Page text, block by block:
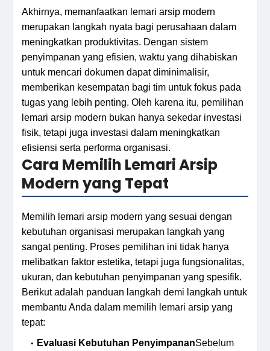
Akhirnya, memanfaatkan lemari arsip modern
merupakan langkah nyata bagi perusahaan dalam
meningkatkan produktivitas. Dengan sistem
penyimpanan yang efisien, waktu yang dihabiskan
untuk mencari dokumen dapat diminimalisir,
memberikan kesempatan bagi tim untuk fokus pada
tugas yang lebih penting. Oleh karena itu, pemilihan
lemari arsip modern bukan hanya sekedar investasi
fisik, tetapi juga investasi dalam meningkatkan
efisiensi serta performa organisasi.
Cara Memilih Lemari Arsip
Modern yang Tepat
Memilih lemari arsip modern yang sesuai dengan
kebutuhan organisasi merupakan langkah yang
sangat penting. Proses pemilihan ini tidak hanya
melibatkan faktor estetika, tetapi juga fungsionalitas,
ukuran, dan kebutuhan penyimpanan yang spesifik.
Berikut adalah panduan langkah demi langkah untuk
membantu Anda dalam memilih lemari arsip yang
tepat:
Evaluasi Kebutuhan PenyimpananSebelum